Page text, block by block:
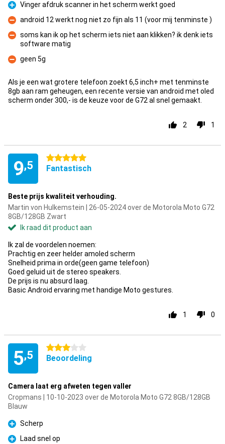
Pluspunt
Vinger afdruk scanner in het scherm werkt goed
Minpunt
android 12 werkt nog niet zo fijn als 11 (voor mij tenminste )
Minpunt
soms kan ik op het scherm iets niet aan klikken? ik denk iets
software matig
Minpunt
geen 5g
Als je een wat grotere telefoon zoekt 6,5 inch+ met tenminste
8gb aan ram geheugen, een recente versie van android met oled
scherm onder 300,- is de keuze voor de G72 al snel gemaakt.
2 1
9,5
5 sterren
Fantastisch
Beste prijs kwaliteit verhouding.
Martin von Hulkemstein | 26-05-2024 over de Motorola Moto G72
8GB/128GB Zwart
Ik raad dit product aan
Ik zal de voordelen noemen:
Prachtig en zeer helder amoled scherm
Snelheid prima in orde(geen game telefoon)
Goed geluid uit de stereo speakers.
De prijs is nu absurd laag.
Basic Android ervaring met handige Moto gestures.
1 0
5,5
3 sterren
Beoordeling
Camera laat erg afweten tegen valler
Cropmans | 10-10-2023 over de Motorola Moto G72 8GB/128GB
Blauw
Pluspunt
Scherp
Laad snel op